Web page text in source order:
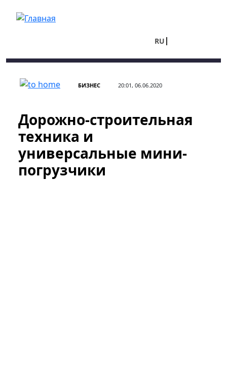
RU
БИЗНЕС 20:01, 06.06.2020
Дорожно-строительная
техника и
универсальные мини-
погрузчики